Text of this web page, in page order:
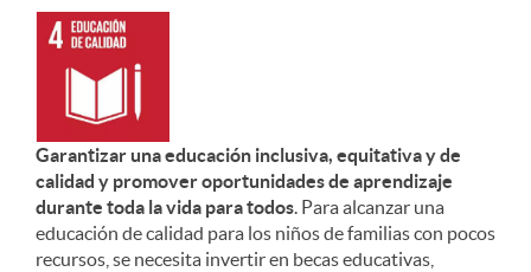
Garantizar una educación inclusiva, equitativa y de
calidad y promover oportunidades de aprendizaje
durante toda la vida para todos. Para alcanzar una
educación de calidad para los niños de familias con pocos
recursos, se necesita invertir en becas educativas,